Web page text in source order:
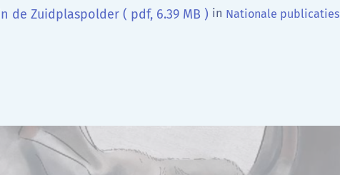
de Zuidplaspolder ( pdf, 6.39 MB ) in Nationale publicaties